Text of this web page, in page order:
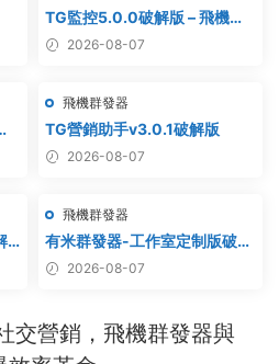
TG監控5.0.0破解版 – 飛機監
聽軟件2026-08-07
飛機群發器
TG營銷助手v3.0.1破解版
2026-08-07
飛機群發器
有米群發器-工作室定制版破解
版 2026-08-07
交營銷，飛機群發器與